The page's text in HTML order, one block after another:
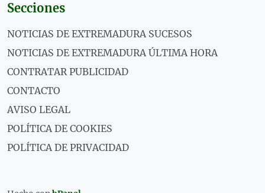
Secciones
NOTICIAS DE EXTREMADURA SUCESOS
NOTICIAS DE EXTREMADURA ÚLTIMA HORA
CONTRATAR PUBLICIDAD
CONTACTO
AVISO LEGAL
POLÍTICA DE COOKIES
POLÍTICA DE PRIVACIDAD